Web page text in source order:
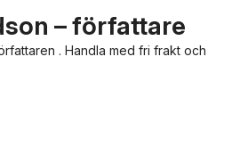
– författare
. Handla med fri frakt och